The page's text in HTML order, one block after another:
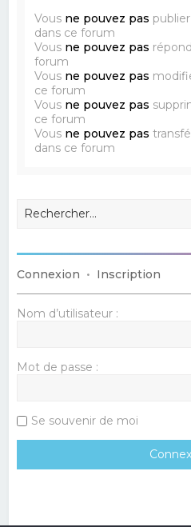
Vous ne pouvez pas
dans ce forum
Vous ne pouvez pas
forum
Vous ne pouvez pas
ce forum
Vous ne pouvez pas
ce forum
Vous ne pouvez pas
dans ce forum
Connexion • Inscription
Nom d’utilisateur :
Mot de passe :
Se souvenir de moi